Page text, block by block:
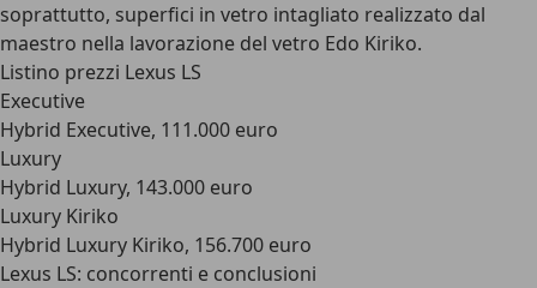
soprattutto, superfici in vetro intagliato realizzato dal
maestro nella lavorazione del vetro Edo Kiriko.
Listino prezzi Lexus LS
Executive
Hybrid Executive, 111.000 euro
Luxury
Hybrid Luxury, 143.000 euro
Luxury Kiriko
Hybrid Luxury Kiriko, 156.700 euro
Lexus LS: concorrenti e conclusioni